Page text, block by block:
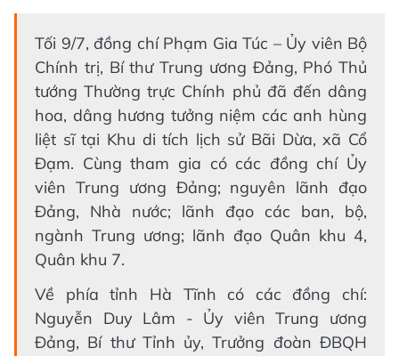
Tối 9/7, đồng chí Phạm Gia Túc – Ủy viên Bộ
Chính trị, Bí thư Trung ương Đảng, Phó Thủ
tướng Thường trực Chính phủ đã đến dâng
hoa, dâng hương tưởng niệm các anh hùng
liệt sĩ tại Khu di tích lịch sử Bãi Dừa, xã Cổ
Đạm. Cùng tham gia có các đồng chí Ủy
viên Trung ương Đảng; nguyên lãnh đạo
Đảng, Nhà nước; lãnh đạo các ban, bộ,
ngành Trung ương; lãnh đạo Quân khu 4,
Quân khu 7.
Về phía tỉnh Hà Tĩnh có các đồng chí:
Nguyễn Duy Lâm - Ủy viên Trung ương
Đảng, Bí thư Tỉnh ủy, Trưởng đoàn ĐBQH